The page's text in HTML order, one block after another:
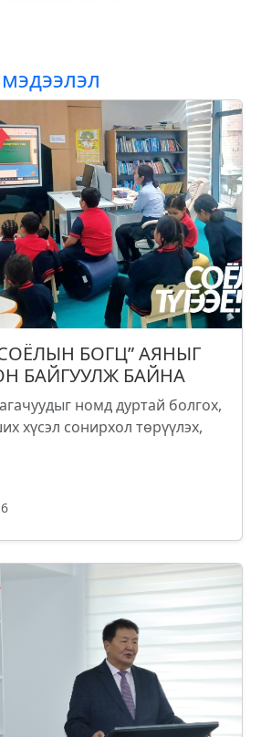
БОГЦ” АЯНЫГ
БАЙГУУЛЖ БАЙНА
номд дуртай болгох,
хүсэл сонирхол төрүүлэх,